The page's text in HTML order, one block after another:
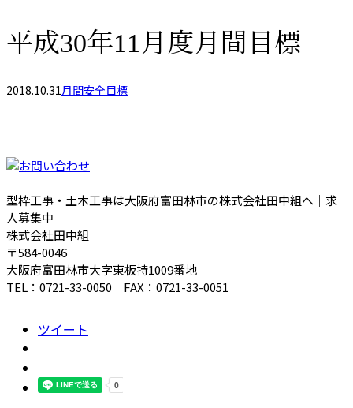
平成30年11月度月間目標
2018.10.31月間安全目標
型枠工事・土木工事は大阪府富田林市の株式会社田中組へ｜求
人募集中
株式会社田中組
〒584-0046
大阪府富田林市大字東板持1009番地
TEL：0721-33-0050 FAX：0721-33-0051
ツイート